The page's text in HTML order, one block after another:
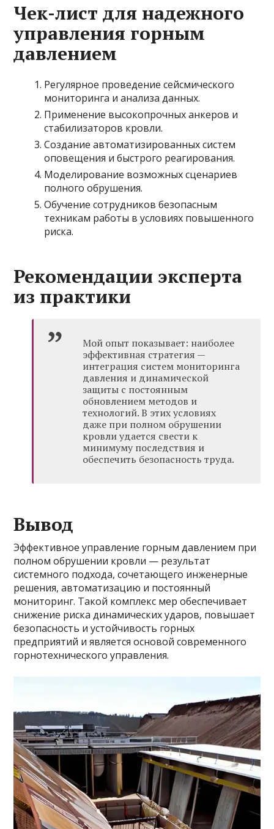
Чек-лист для надежного
управления горным
давлением
Регулярное проведение сейсмического
мониторинга и анализа данных.
Применение высокопрочных анкеров и
стабилизаторов кровли.
Создание автоматизированных систем
оповещения и быстрого реагирования.
Моделирование возможных сценариев
полного обрушения.
Обучение сотрудников безопасным
техникам работы в условиях повышенного
риска.
Рекомендации эксперта
из практики
Мой опыт показывает: наиболее
эффективная стратегия —
интеграция систем мониторинга
давления и динамической
защиты с постоянным
обновлением методов и
технологий. В этих условиях
даже при полном обрушении
кровли удается свести к
минимуму последствия и
обеспечить безопасность труда.
Вывод
Эффективное управление горным давлением при
полном обрушении кровли — результат
системного подхода, сочетающего инженерные
решения, автоматизацию и постоянный
мониторинг. Такой комплекс мер обеспечивает
снижение риска динамических ударов, повышает
безопасность и устойчивость горных
предприятий и является основой современного
горнотехничеcкого управления.